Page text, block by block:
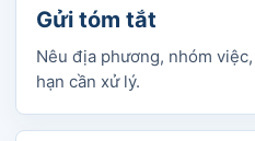
Gửi tóm tắt
Nêu địa phương, nhóm
hạn cần xử lý.